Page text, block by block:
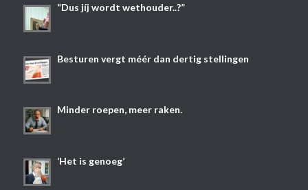
“Dus jíj wordt wethouder..?”
Besturen vergt méér dan dertig stellingen
Minder roepen, meer raken.
‘Het is genoeg’